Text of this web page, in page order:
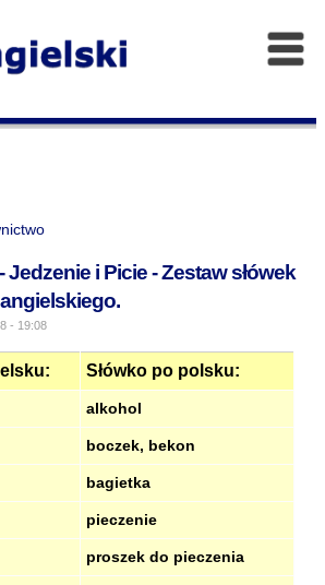
i Picie - Zestaw słówek
- 19:08
Słówko po polsku:
alkohol
boczek, bekon
bagietka
pieczenie
proszek do pieczenia